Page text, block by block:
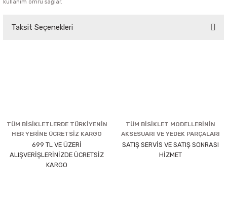
kullanım ömrü sağlar.
Taksit Seçenekleri
TÜM BİSİKLETLERDE TÜRKİYENİN
HER YERİNE ÜCRETSİZ KARGO
699 TL VE ÜZERİ
ALIŞVERİŞLERİNİZDE ÜCRETSİZ
KARGO
TÜM BİSİKLET MODELLERİNİN
AKSESUARI VE YEDEK PARÇALARI
SATIŞ SERVİS VE SATIŞ SONRASI
HİZMET